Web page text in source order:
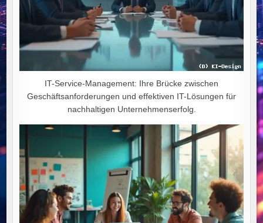
IT-Service-Management: Ihre Brücke zwischen
Geschäftsanforderungen und effektiven IT-Lösungen für
nachhaltigen Unternehmenserfolg.